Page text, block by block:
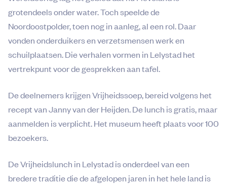
grotendeels onder water. Toch speelde de
Noordoostpolder, toen nog in aanleg, al een rol. Daar
vonden onderduikers en verzetsmensen werk en
schuilplaatsen. Die verhalen vormen in Lelystad het
vertrekpunt voor de gesprekken aan tafel.
De deelnemers krijgen Vrijheidssoep, bereid volgens het
recept van Janny van der Heijden. De lunch is gratis, maar
aanmelden is verplicht. Het museum heeft plaats voor 100
bezoekers.
De Vrijheidslunch in Lelystad is onderdeel van een
bredere traditie die de afgelopen jaren in het hele land is